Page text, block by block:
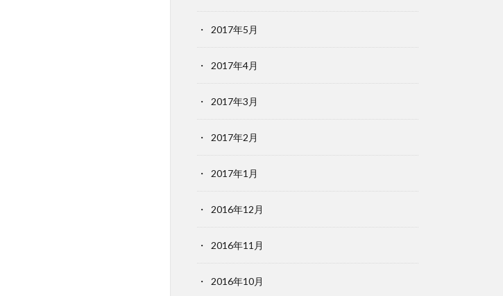
2017年5月
2017年4月
2017年3月
2017年2月
2017年1月
2016年12月
2016年11月
2016年10月